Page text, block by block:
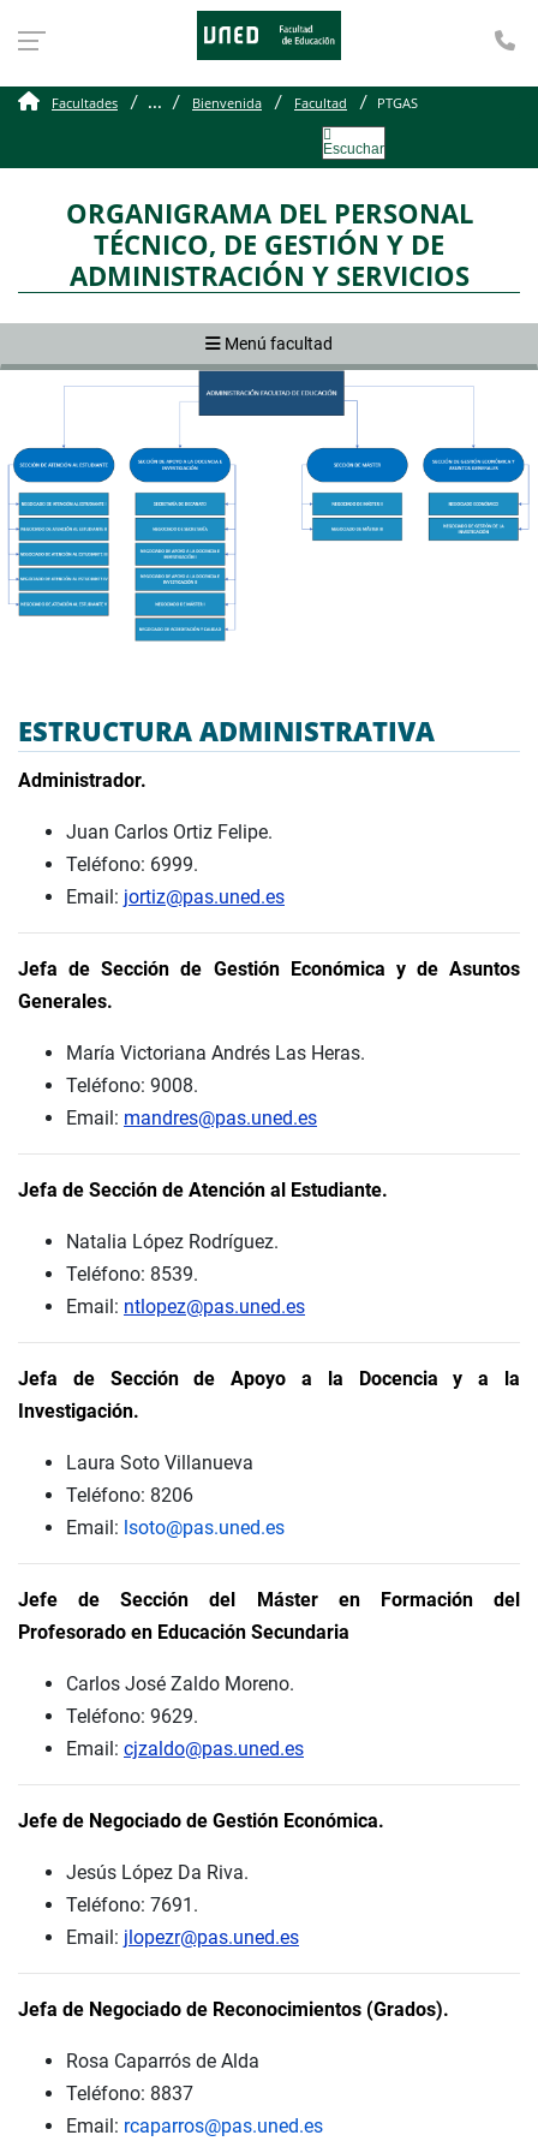
PTGAS
Facultades ... Bienvenida Facultad PTGAS
Escuchar
ORGANIGRAMA DEL PERSONAL
TÉCNICO, DE GESTIÓN Y DE
ADMINISTRACIÓN Y SERVICIOS
Menú facultad
ESTRUCTURA ADMINISTRATIVA
Administrador.
Juan Carlos Ortiz Felipe.
Teléfono: 6999.
Email: jortiz@pas.uned.es
Jefa de Sección de Gestión Económica y de Asuntos
Generales.
María Victoriana Andrés Las Heras.
Teléfono: 9008.
Email: mandres@pas.uned.es
Jefa de Sección de Atención al Estudiante.
Natalia López Rodríguez.
Teléfono: 8539.
Email: ntlopez@pas.uned.es
Jefa de Sección de Apoyo a la Docencia y a la
Investigación.
Laura Soto Villanueva
Teléfono: 8206
Email: lsoto@pas.uned.es
Jefe de Sección del Máster en Formación del
Profesorado en Educación Secundaria
Carlos José Zaldo Moreno.
Teléfono: 9629.
Email: cjzaldo@pas.uned.es
Jefe de Negociado de Gestión Económica.
Jesús López Da Riva.
Teléfono: 7691.
Email: jlopezr@pas.uned.es
Jefa de Negociado de Reconocimientos (Grados).
Rosa Caparrós de Alda
Teléfono: 8837
Email: rcaparros@pas.uned.es